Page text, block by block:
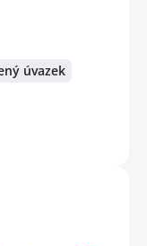
úvazek